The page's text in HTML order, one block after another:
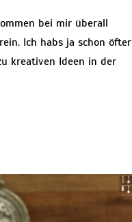
bei mir überall
Ich habs ja schon öfter
kreativen Ideen in der